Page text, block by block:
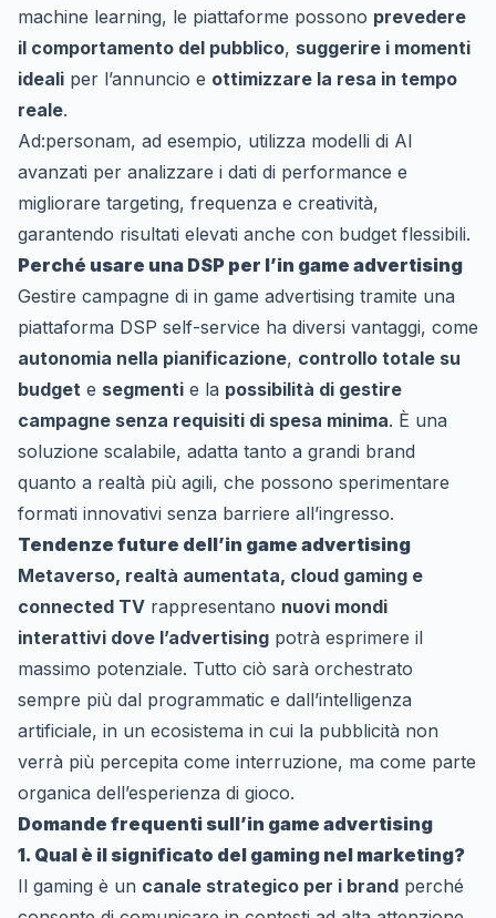
machine learning, le piattaforme possono prevedere
il comportamento del pubblico, suggerire i momenti
ideali per l’annuncio e ottimizzare la resa in tempo
reale.
Ad:personam, ad esempio, utilizza modelli di AI
avanzati per analizzare i dati di performance e
migliorare targeting, frequenza e creatività,
garantendo risultati elevati anche con budget flessibili.
Perché usare una DSP per l’in game advertising
Gestire campagne di in game advertising tramite una
piattaforma DSP self-service ha diversi vantaggi, come
autonomia nella pianificazione, controllo totale su
budget e segmenti e la possibilità di gestire
campagne senza requisiti di spesa minima. È una
soluzione scalabile, adatta tanto a grandi brand
quanto a realtà più agili, che possono sperimentare
formati innovativi senza barriere all’ingresso.
Tendenze future dell’in game advertising
Metaverso, realtà aumentata, cloud gaming e
connected TV rappresentano nuovi mondi
interattivi dove l’advertising potrà esprimere il
massimo potenziale. Tutto ciò sarà orchestrato
sempre più dal programmatic e dall’intelligenza
artificiale, in un ecosistema in cui la pubblicità non
verrà più percepita come interruzione, ma come parte
organica dell’esperienza di gioco.
Domande frequenti sull’in game advertising
1. Qual è il significato del gaming nel marketing?
Il gaming è un canale strategico per i brand perché